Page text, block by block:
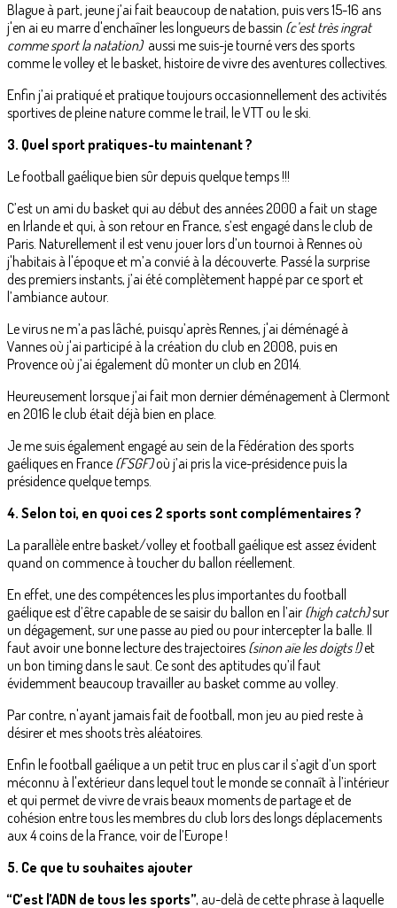
Blague à part, jeune j’ai fait beaucoup de natation, puis vers 15-16 ans
j'en ai eu marre d'enchaîner les longueurs de bassin (c’est très ingrat
comme sport la natation)aussi me suis-je tourné vers des sports
comme le volley et le basket, histoire de vivre des aventures collectives.
Enfin j’ai pratiqué et pratique toujours occasionnellement des activités
sportives de pleine nature comme le trail, le VTT ou le ski.
3. Quel sport pratiques-tu maintenant ?
Le football gaélique bien sûr depuis quelque temps !!!
C’est un ami du basket qui au début des années 2000 a fait un stage
en Irlande et qui, à son retour en France, s’est engagé dans le club de
Paris. Naturellement il est venu jouer lors d’un tournoi à Rennes où
j'habitais à l'époque et m’a convié à la découverte. Passé la surprise
des premiers instants, j’ai été complètement happé par ce sport et
l’ambiance autour.
Le virus ne m’a pas lâché, puisqu’après Rennes, j'ai déménagé à
Vannes où j'ai participé à la création du club en 2008, puis en
Provence où j’ai également dû monter un club en 2014.
Heureusement lorsque j’ai fait mon dernier déménagement à Clermont
en 2016 le club était déjà bien en place.
Je me suis également engagé au sein de la Fédération des sports
gaéliques en France (FSGF)où j’ai pris la vice-présidence puis la
présidence quelque temps.
4. Selon toi, en quoi ces 2 sports sont complémentaires ?
La parallèle entre basket/volley et football gaélique est assez évident
quand on commence à toucher du ballon réellement.
En effet, une des compétences les plus importantes du football
gaélique est d’être capable de se saisir du ballon en l’air (high catch)sur
un dégagement, sur une passe au pied ou pour intercepter la balle. Il
faut avoir une bonne lecture des trajectoires (sinon aïe les doigts !)et
un bon timing dans le saut. Ce sont des aptitudes qu’il faut
évidemment beaucoup travailler au basket comme au volley.
Par contre, n'ayant jamais fait de football, mon jeu au pied reste à
désirer et mes shoots très aléatoires.
Enfin le football gaélique a un petit truc en plus car il s’agit d’un sport
méconnu à l'extérieur dans lequel tout le monde se connaît à l’intérieur
et qui permet de vivre de vrais beaux moments de partage et de
cohésion entre tous les membres du club lors des longs déplacements
aux 4 coins de la France, voir de l’Europe !
5. Ce que tu souhaites ajouter
“C’est l’ADN de tous les sports”, au-delà de cette phrase à laquelle